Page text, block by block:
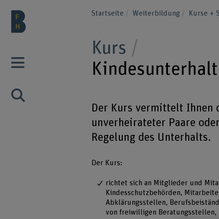
Startseite Weiterbildung Kurse +
Kurs
Der Kurs vermittelt Ihnen
unverheirateter Paare
Regelung des Unterhalts.
Der Kurs:
richtet sich an Mitglieder und
Kindesschutzbehörden,
Abklärungsstellen,
von freiwilligen Beratungsstellen,